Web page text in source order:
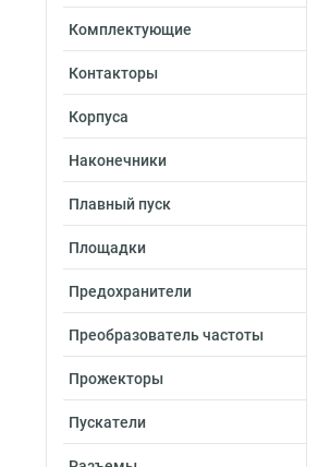
Комплектующие
Контакторы
Корпуса
Наконечники
Плавный пуск
Площадки
Предохранители
Преобразователь частоты
Прожекторы
Пускатели